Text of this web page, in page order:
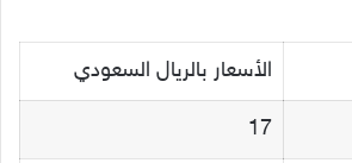
الأسعار بالريال السعودي
17